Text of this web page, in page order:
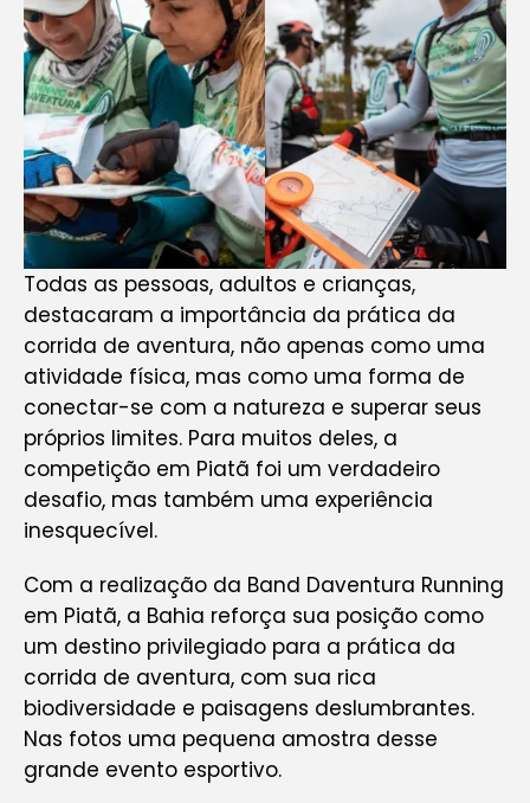
Todas as pessoas, adultos e crianças,
destacaram a importância da prática da
corrida de aventura, não apenas como uma
atividade física, mas como uma forma de
conectar-se com a natureza e superar seus
próprios limites. Para muitos deles, a
competição em Piatã foi um verdadeiro
desafio, mas também uma experiência
inesquecível.
Com a realização da Band Daventura Running
em Piatã, a Bahia reforça sua posição como
um destino privilegiado para a prática da
corrida de aventura, com sua rica
biodiversidade e paisagens deslumbrantes.
Nas fotos uma pequena amostra desse
grande evento esportivo.